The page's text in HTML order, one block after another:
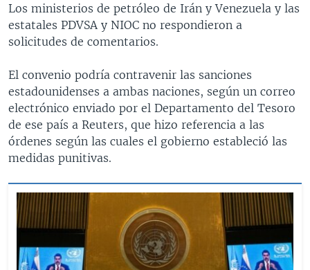
Los ministerios de petróleo de Irán y Venezuela y las
estatales PDVSA y NIOC no respondieron a
solicitudes de comentarios.
El convenio podría contravenir las sanciones
estadounidenses a ambas naciones, según un correo
electrónico enviado por el Departamento del Tesoro
de ese país a Reuters, que hizo referencia a las
órdenes según las cuales el gobierno estableció las
medidas punitivas.